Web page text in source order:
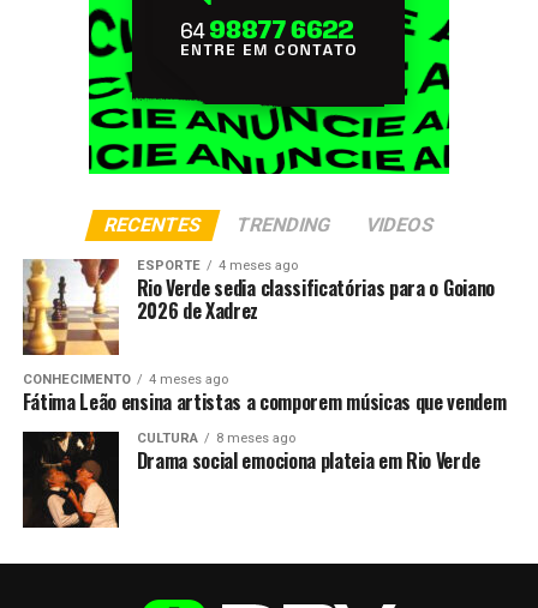
RECENTES TRENDING VIDEOS
ESPORTE 4 meses ago
Rio Verde sedia classificatórias para o Goiano
2026 de Xadrez
CONHECIMENTO 4 meses ago
Fátima Leão ensina artistas a comporem músicas que vendem
CULTURA 8 meses ago
Drama social emociona plateia em Rio Verde